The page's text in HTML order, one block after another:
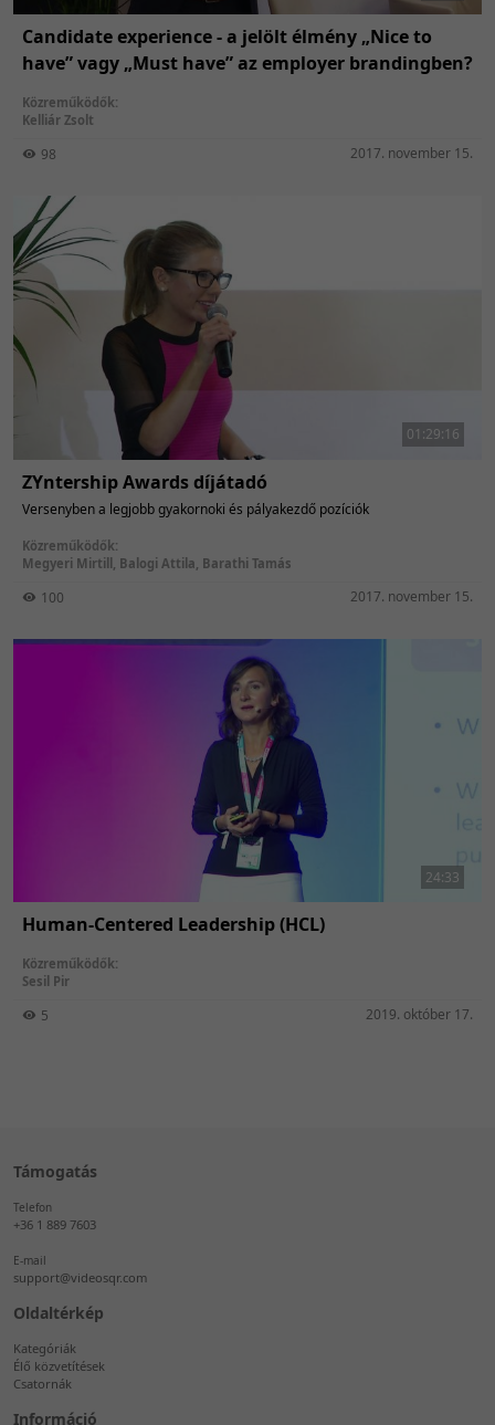
Candidate experience - a jelölt élmény „Nice to
have” vagy „Must have” az employer brandingben?
Közreműködők:
Kelliár Zsolt
98 2017. november 15.
01:29:16
ZYntership Awards díjátadó
Versenyben a legjobb gyakornoki és pályakezdő pozíciók
Közreműködők:
Megyeri Mirtill Balogi Attila Barathi Tamás
100 2017. november 15.
24:33
Human-Centered Leadership (HCL)
Közreműködők:
Sesil Pir
5 2019. október 17.
Támogatás
Telefon
+36 1 889 7603
E-mail
support@videosqr.com
Oldaltérkép
Kategóriák
Élő közvetítések
Csatornák
Információ